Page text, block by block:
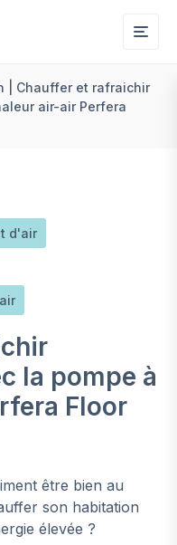
Chauffer et rafraichir
air-air Perfera
d'air
la pompe à
Floor
être bien au
son habitation
élevée ?